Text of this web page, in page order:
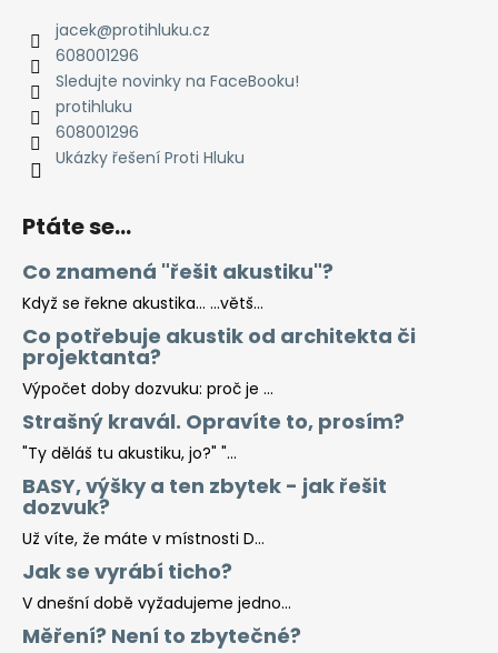
jacek@protihluku.cz
608001296
Sledujte novinky na FaceBooku!
protihluku
608001296
Ukázky řešení Proti Hluku
Ptáte se...
Co znamená "řešit akustiku"?
Když se řekne akustika… …větš...
Co potřebuje akustik od architekta či
projektanta?
Výpočet doby dozvuku: proč je ...
Strašný kravál. Opravíte to, prosím?
"Ty děláš tu akustiku, jo?" "...
BASY, výšky a ten zbytek - jak řešit
dozvuk?
Už víte, že máte v místnosti D...
Jak se vyrábí ticho?
V dnešní době vyžadujeme jedno...
Měření? Není to zbytečné?